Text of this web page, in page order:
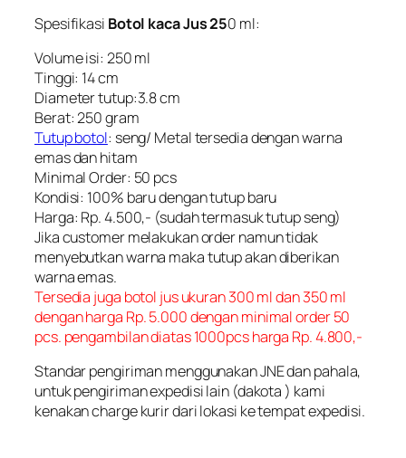
Spesifikasi Botol kaca Jus 250 ml:
Volume isi: 250 ml
Tinggi: 14 cm
Diameter tutup:3.8 cm
Berat: 250 gram
Tutup botol: seng/ Metal tersedia dengan warna
emas dan hitam
Minimal Order: 50 pcs
Kondisi: 100% baru dengan tutup baru
Harga: Rp. 4.500,- (sudah termasuk tutup seng)
Jika customer melakukan order namun tidak
menyebutkan warna maka tutup akan diberikan
warna emas.
Tersedia juga botol jus ukuran 300 ml dan 350 ml
dengan harga Rp. 5.000 dengan minimal order 50
pcs. pengambilan diatas 1000pcs harga Rp. 4.800,-
Standar pengiriman menggunakan JNE dan pahala,
untuk pengiriman expedisi lain (dakota ) kami
kenakan charge kurir dari lokasi ke tempat expedisi.